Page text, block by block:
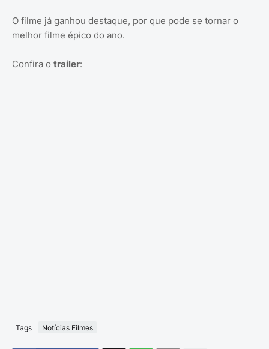
O filme já ganhou destaque, por que pode se tornar o
melhor filme épico do ano.
Confira o trailer:
Tags Notícias Filmes